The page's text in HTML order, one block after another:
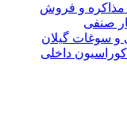
مذاکره و فروش
صنفی
و سوغات گیلان
داخلی